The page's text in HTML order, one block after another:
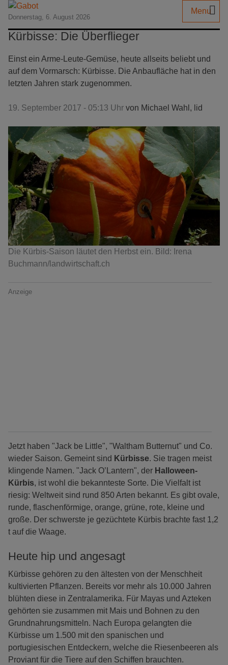
Donnerstag, 6. August 2026
Menu
Kürbisse: Die Überflieger
Einst ein Arme-Leute-Gemüse, heute allseits beliebt und
auf dem Vormarsch: Kürbisse. Die Anbaufläche hat in den
letzten Jahren stark zugenommen.
19. September 2017 - 05:13 Uhr von Michael Wahl, lid
Die Kürbis-Saison läutet den Herbst ein. Bild: Irena
Buchmann/landwirtschaft.ch
Anzeige
Jetzt haben "Jack be Little", "Waltham Butternut" und Co.
wieder Saison. Gemeint sind Kürbisse. Sie tragen meist
klingende Namen. "Jack O’Lantern", der Halloween-
Kürbis, ist wohl die bekannteste Sorte. Die Vielfalt ist
riesig: Weltweit sind rund 850 Arten bekannt. Es gibt ovale,
runde, flaschenförmige, orange, grüne, rote, kleine und
große. Der schwerste je gezüchtete Kürbis brachte fast 1,2
t auf die Waage.
Heute hip und angesagt
Kürbisse gehören zu den ältesten von der Menschheit
kultivierten Pflanzen. Bereits vor mehr als 10.000 Jahren
blühten diese in Zentralamerika. Für Mayas und Azteken
gehörten sie zusammen mit Mais und Bohnen zu den
Grundnahrungsmitteln. Nach Europa gelangten die
Kürbisse um 1.500 mit den spanischen und
portugiesischen Entdeckern, welche die Riesenbeeren als
Proviant für die Tiere auf den Schiffen brauchten.